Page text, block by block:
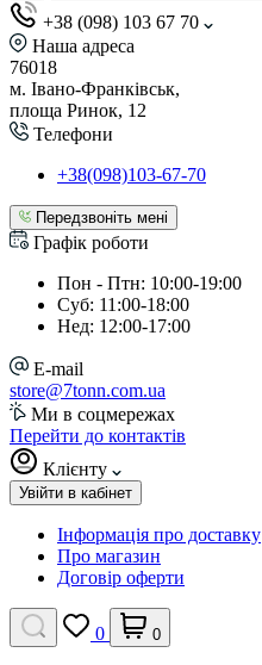
+38 (098) 103 67 70
Наша адреса
76018
м. Івано-Франківськ,
площа Ринок, 12
Телефони
+38(098)103-67-70
Передзвоніть мені
Графік роботи
Пон - Птн: 10:00-19:00
Суб: 11:00-18:00
Нед: 12:00-17:00
E-mail
store@7tonn.com.ua
Ми в соцмережах
Перейти до контактів
Клієнту
Увійти в кабінет
Інформація про доставку
Про магазин
Договір оферти
0 0